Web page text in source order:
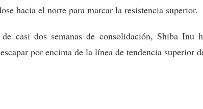
hacia el norte para marcar la resistencia superior.
casi dos semanas de consolidación, Shiba Inu
por encima de la línea de tendencia superior